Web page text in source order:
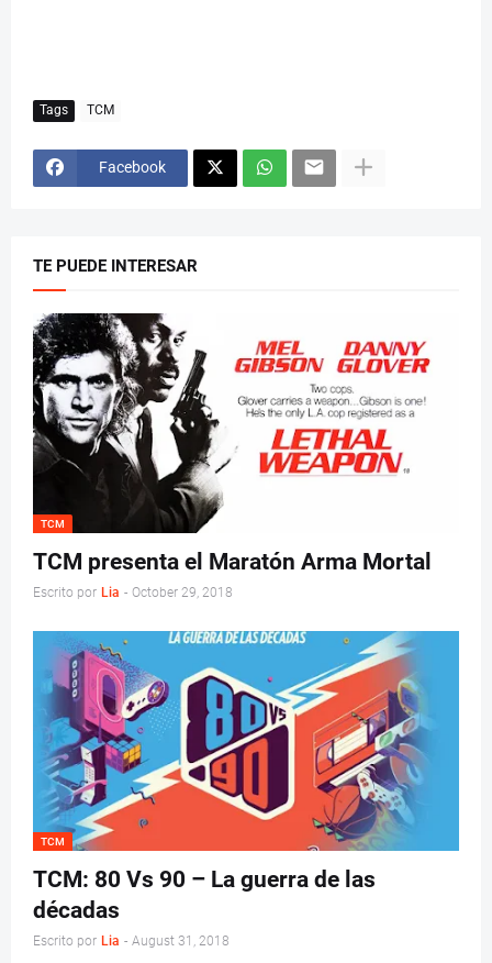
Tags TCM
Facebook
TE PUEDE INTERESAR
TCM
TCM presenta el Maratón Arma Mortal
Escrito por Lia - October 29, 2018
TCM
TCM: 80 Vs 90 – La guerra de las
décadas
Escrito por Lia - August 31, 2018